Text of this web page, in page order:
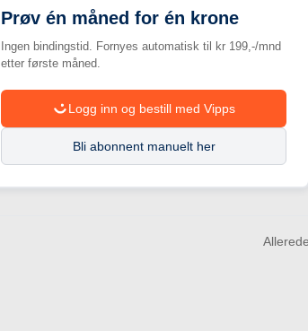
Prøv én måned for én krone
Ingen bindingstid. Fornyes automatisk til kr 199,-/mnd
etter første måned.
Logg inn og bestill med Vipps
Bli abonnent manuelt her